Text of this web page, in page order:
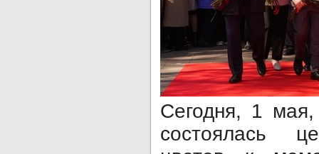
Сегодня, 1
состоялась